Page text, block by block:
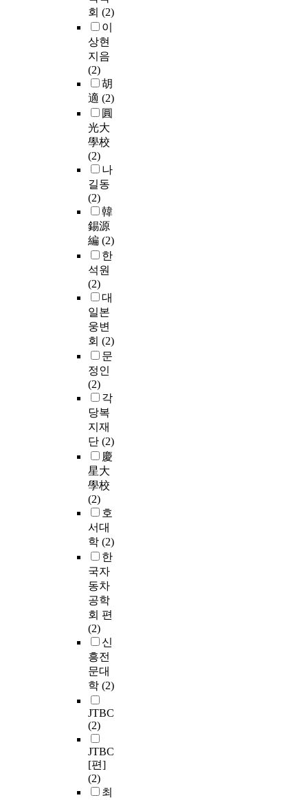
회 (2)
이
상현
지음
(2)
胡
適 (2)
圓
光大
學校
(2)
나
길동
(2)
韓
錫源
編 (2)
한
석원
(2)
대
일본
웅변
회 (2)
문
정인
(2)
각
당복
지재
단 (2)
慶
星大
學校
(2)
호
서대
학 (2)
한
국자
동차
공학
회 편
(2)
신
흥전
문대
학 (2)
JTBC
(2)
JTBC
[편]
(2)
최